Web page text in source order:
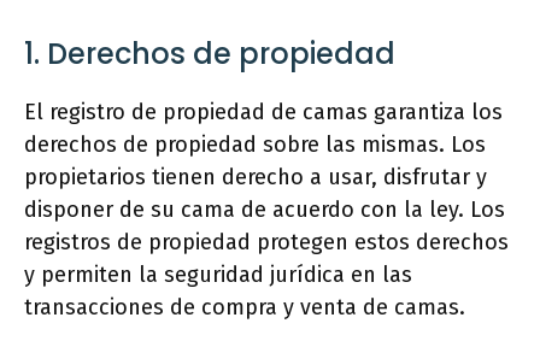
1. Derechos de propiedad
El registro de propiedad de camas garantiza los
derechos de propiedad sobre las mismas. Los
propietarios tienen derecho a usar, disfrutar y
disponer de su cama de acuerdo con la ley. Los
registros de propiedad protegen estos derechos
y permiten la seguridad jurídica en las
transacciones de compra y venta de camas.